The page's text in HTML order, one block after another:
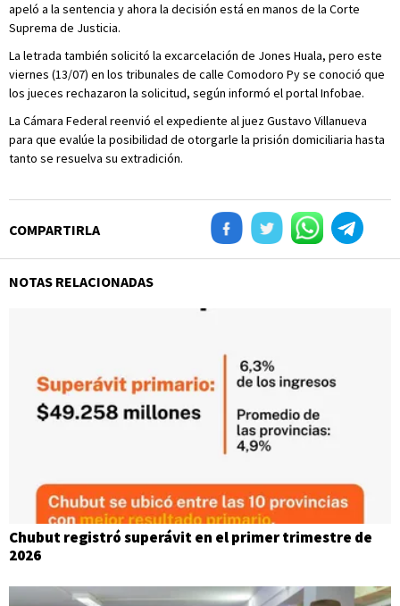
apeló a la sentencia y ahora la decisión está en manos de la Corte
Suprema de Justicia.
La letrada también solicitó la excarcelación de Jones Huala, pero este
viernes (13/07) en los tribunales de calle Comodoro Py se conoció que
los jueces rechazaron la solicitud, según informó el portal Infobae.
La Cámara Federal reenvió el expediente al juez Gustavo Villanueva
para que evalúe la posibilidad de otorgarle la prisión domiciliaria hasta
tanto se resuelva su extradición.
COMPARTIRLA
NOTAS RELACIONADAS
Chubut registró superávit en el primer trimestre de
2026